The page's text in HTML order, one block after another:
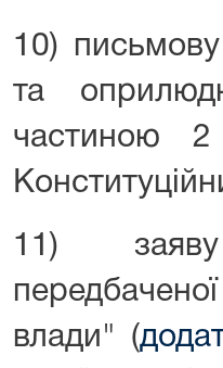
10)
та
частиною
11)
влади" (